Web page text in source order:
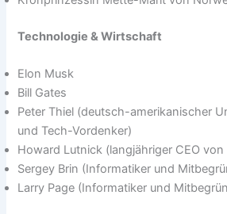
Technologie & Wirtschaft
Elon Musk
Bill Gates
Peter Thiel (deutsch-amerikanischer
und Tech-Vordenker)
Howard Lutnick (langjähriger CEO
Sergey Brin (Informatiker und
Larry Page (Informatiker und